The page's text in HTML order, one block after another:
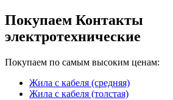
Покупаем Контакты
электротехнические
Покупаем по самым высоким ценам:
Жила с кабеля (средняя)
Жила с кабеля (толстая)